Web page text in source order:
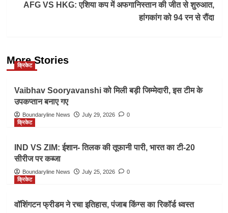
AFG VS HKG: एशिया कप में अफगानिस्तान की जीत से शुरुआत,
हांगकांग को 94 रन से रौंदा
More Stories
क्रिकेट
Vaibhav Sooryavanshi को मिली बड़ी जिम्मेदारी, इस टीम के
उपकप्तान बनाए गए
Boundaryline News July 29, 2026
0
क्रिकेट
IND VS ZIM: ईशान- तिलक की तूफानी पारी, भारत का टी-20
सीरीज पर कब्जा
Boundaryline News July 25, 2026
0
क्रिकेट
वॉशिंगटन फ्रीडम ने रचा इतिहास, पंजाब किंग्स का रिकॉर्ड ध्वस्त